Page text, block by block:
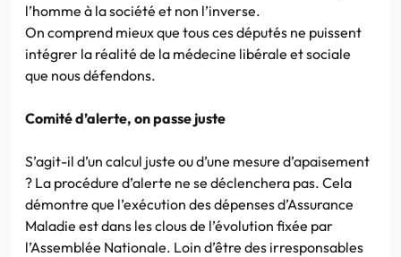
l’homme à la société et non l’inverse.
On comprend mieux que tous ces députés ne puissent
intégrer la réalité de la médecine libérale et sociale
que nous défendons.
Comité d’alerte, on passe juste
S’agit-il d’un calcul juste ou d’une mesure d’apaisement
? La procédure d’alerte ne se déclenchera pas. Cela
démontre que l’exécution des dépenses d’Assurance
Maladie est dans les clous de l’évolution fixée par
l’Assemblée Nationale. Loin d’être des irresponsables